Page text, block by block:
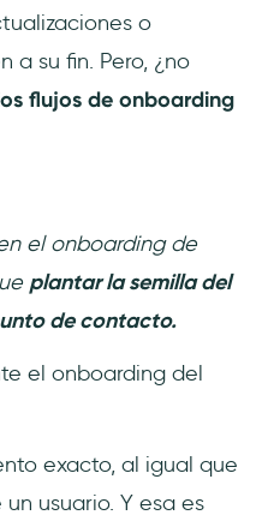
o
a su fin. Pero, ¿no
flujos de onboarding
el onboarding de
plantar la semilla del
de contacto.
el onboarding del
exacto, al igual que
usuario. Y esa es